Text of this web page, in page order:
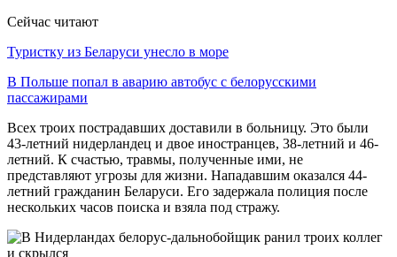
Сейчас читают
Туристку из Беларуси унесло в море
В Польше попал в аварию автобус с белорусскими
пассажирами
Всех троих пострадавших доставили в больницу. Это были
43-летний нидерландец и двое иностранцев, 38-летний и 46-
летний. К счастью, травмы, полученные ими, не
представляют угрозы для жизни. Нападавшим оказался 44-
летний гражданин Беларуси. Его задержала полиция после
нескольких часов поиска и взяла под стражу.